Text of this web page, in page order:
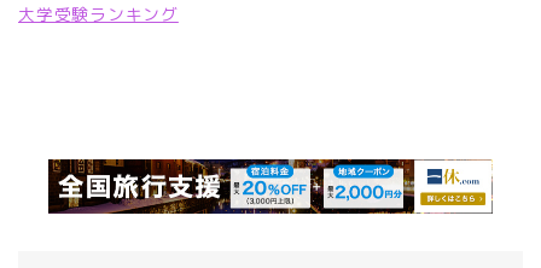
大学受験ランキング